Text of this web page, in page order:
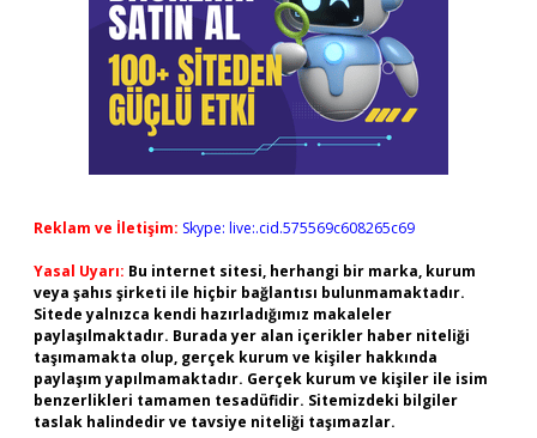
Reklam ve İletişim: Skype: live:.cid.575569c608265c69
Yasal Uyarı: Bu internet sitesi, herhangi bir marka, kurum
veya şahıs şirketi ile hiçbir bağlantısı bulunmamaktadır.
Sitede yalnızca kendi hazırladığımız makaleler
paylaşılmaktadır. Burada yer alan içerikler haber niteliği
taşımamakta olup, gerçek kurum ve kişiler hakkında
paylaşım yapılmamaktadır. Gerçek kurum ve kişiler ile isim
benzerlikleri tamamen tesadüfidir. Sitemizdeki bilgiler
taslak halindedir ve tavsiye niteliği taşımazlar.